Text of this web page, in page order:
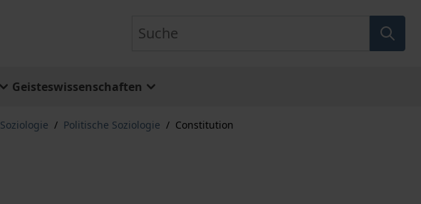
Geisteswissenschaften
Soziologie / Politische Soziologie / Constitution